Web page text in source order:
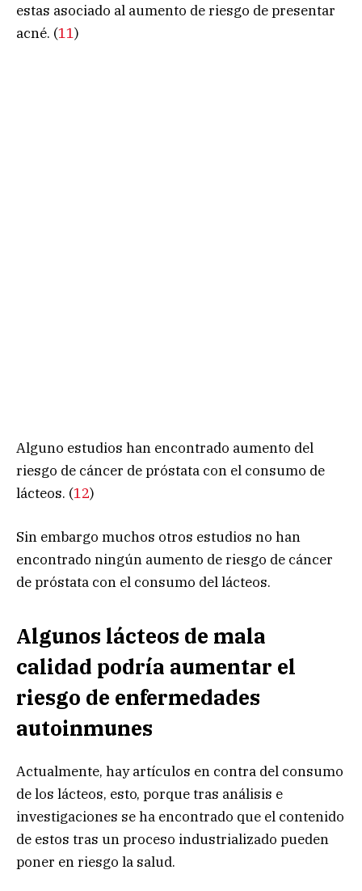
estas asociado al aumento de riesgo de presentar
acné. (11)
Alguno estudios han encontrado aumento del
riesgo de cáncer de próstata con el consumo de
lácteos. (12)
Sin embargo muchos otros estudios no han
encontrado ningún aumento de riesgo de cáncer
de próstata con el consumo del lácteos.
Algunos lácteos de mala
calidad podría aumentar el
riesgo de enfermedades
autoinmunes
Actualmente, hay artículos en contra del consumo
de los lácteos, esto, porque tras análisis e
investigaciones se ha encontrado que el contenido
de estos tras un proceso industrializado pueden
poner en riesgo la salud.